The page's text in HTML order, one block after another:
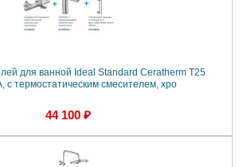
для ванной Ideal Standard Ceratherm T25
с термостатическим смесителем, хро
44 100 ₽